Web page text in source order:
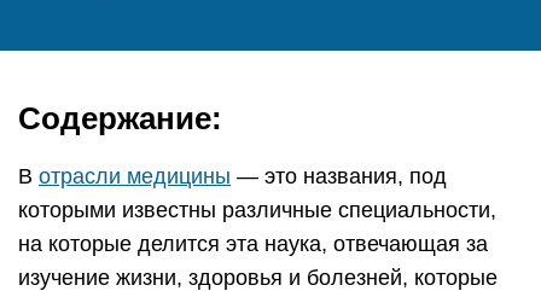
Содержание:
В отрасли медицины — это названия, под
которыми известны различные специальности,
на которые делится эта наука, отвечающая за
изучение жизни, здоровья и болезней, которые